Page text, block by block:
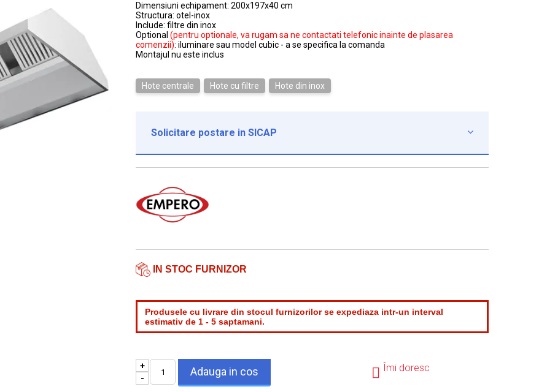
Dimensiuni echipament: 200x197x40 cm
Structura: otel-inox
Include: filtre din inox
Optional (pentru optionale, va rugam sa ne contactati telefonic inainte de plasarea
comenzii): iluminare sau model cubic - a se specifica la comanda
Montajul nu este inclus
Hote centrale Hote cu filtre Hote din inox
Solicitare postare in SICAP 
Telefon*
IN STOC FURNIZOR
Produsele cu livrare din stocul furnizorilor se expediaza intr-un interval
estimativ de 1 - 5 saptamani.
+
-
Îmi doresc